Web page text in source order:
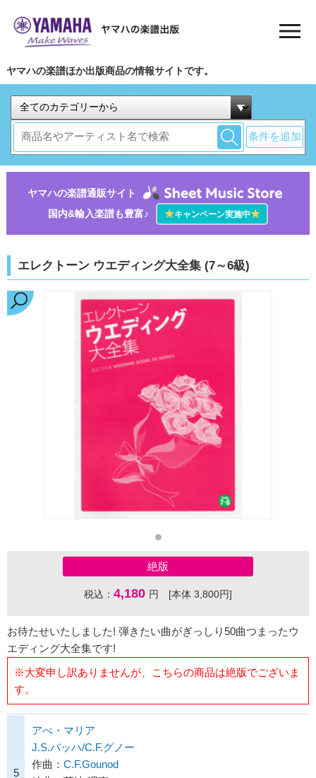
ヤマハの楽譜ほか出版商品の情報サイトです。
条件を追加
ヤマハの楽譜通販サイト
国内&輸入楽譜も豊富♪
★キャンペーン実施中★
エレクトーン ウエディング大全集 (7～6級)
絶版
税込： 4,180 円 [本体 3,800円]
お待たせいたしました! 弾きたい曲がぎっしり50曲つまったウ
エディング大全集です!
※大変申し訳ありませんが、こちらの商品は絶版でございま
す。
5
アべ・マリア
J.S.バッハ/C.F.グノー
作曲： C.F.Gounod